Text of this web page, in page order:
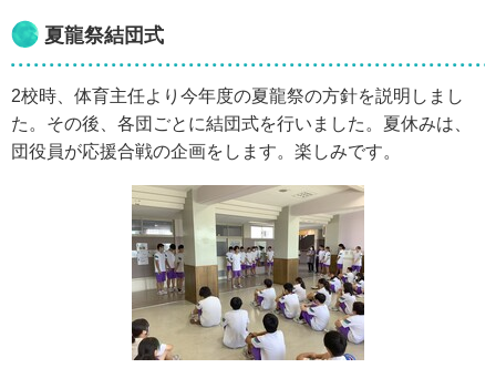
夏龍祭結団式
2校時、体育主任より今年度の夏龍祭の方針を説明しまし
た。その後、各団ごとに結団式を行いました。夏休みは、
団役員が応援合戦の企画をします。楽しみです。